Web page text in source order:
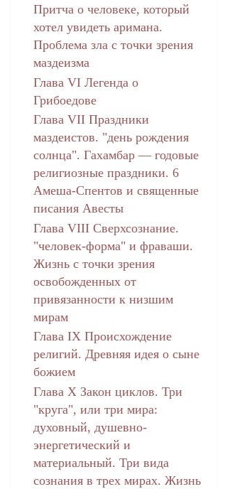
Притча о человеке, который
хотел увидеть аримана.
Проблема зла с точки зрения
маздеизма
Глава VI Легенда о
Грибоедове
Глава VII Праздники
маздеистов. "день рождения
солнца". Гахамбар — годовые
религиозные праздники. 6
Амеша-Спентов и священные
писания Авесты
Глава VIII Сверхсознание.
"человек-форма" и фраваши.
Жизнь с точки зрения
освобожденных от
привязанности к низшим
мирам
Глава IX Происхождение
религий. Древняя идея о сыне
божием
Глава Х Закон циклов. Три
"круга", или три мира:
духовный, душевно-
энергетический и
материальный. Три вида
сознания в трех мирах. Жизнь